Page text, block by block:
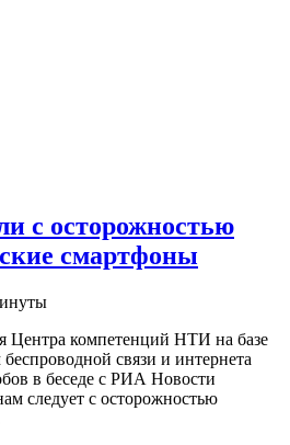
с осторожностью
смартфоны
Центра компетенций НТИ на базе
связи и интернета
в беседе с РИА Новости
следует с осторожностью